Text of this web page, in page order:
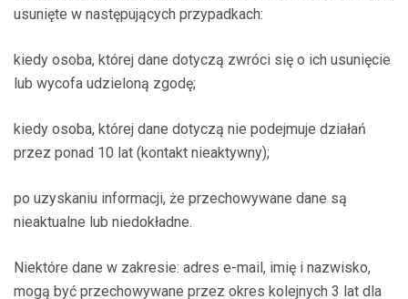
usunięte w następujących przypadkach:
kiedy osoba, której dane dotyczą zwróci się o ich usunięcie
lub wycofa udzieloną zgodę;
kiedy osoba, której dane dotyczą nie podejmuje działań
przez ponad 10 lat (kontakt nieaktywny);
po uzyskaniu informacji, że przechowywane dane są
nieaktualne lub niedokładne.
Niektóre dane w zakresie: adres e-mail, imię i nazwisko,
mogą być przechowywane przez okres kolejnych 3 lat dla